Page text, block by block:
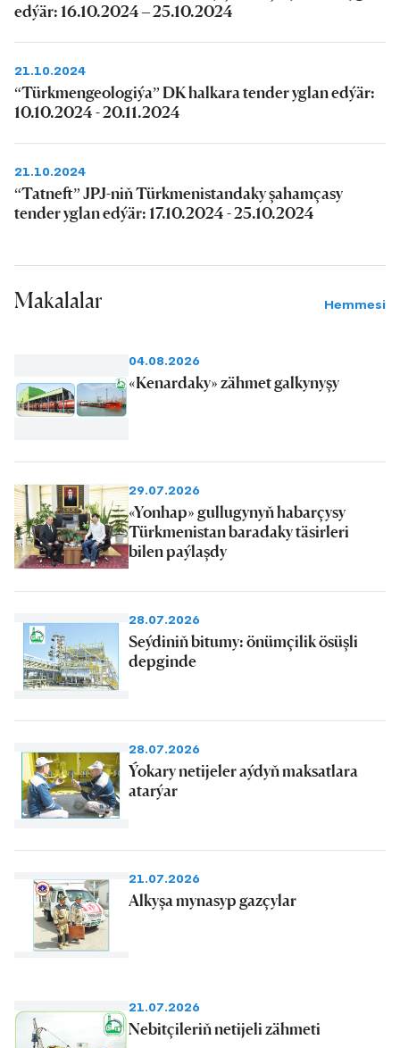
edýär: 16.10.2024 – 25.10.2024
21.10.2024
“Türkmengeologiýa” DK halkara tender yglan edýär:
10.10.2024 - 20.11.2024
21.10.2024
“Tatneft” JPJ-niň Türkmenistandaky şahamçasy
tender yglan edýär: 17.10.2024 - 25.10.2024
Makalalar Hemmesi
04.08.2026
«Kenardaky» zähmet galkynyşy
29.07.2026
«Yonhap» gullugynyň habarçysy
Türkmenistan baradaky täsirleri
bilen paýlaşdy
28.07.2026
Seýdiniň bitumy: önümçilik ösüşli
depginde
28.07.2026
Ýokary netijeler aýdyň maksatlara
atarýar
21.07.2026
Alkyşa mynasyp gazçylar
21.07.2026
Nebitçileriň netijeli zähmeti